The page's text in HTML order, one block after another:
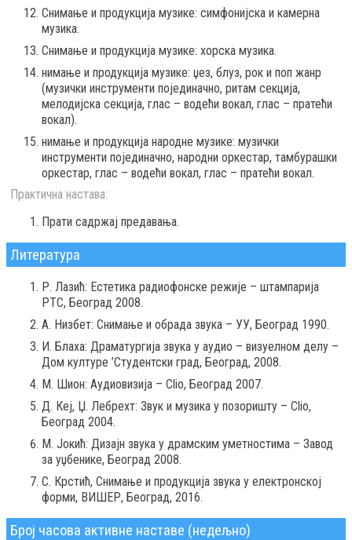
Снимање и продукција музике: симфонијска и камерна
музика.
Снимање и продукција музике: хорска музика.
нимање и продукција музике: џез, блуз, рок и поп жанр
(музички инструменти појединачно, ритам секција,
мелодијска секција, глас – водећи вокал, глас – пратећи
вокал).
нимање и продукција народне музике: музички
инструменти појединачно, народни оркестар, тамбурашки
оркестар, глас – водећи вокал, глас – пратећи вокал.
Практична настава:
Прати садржај предавања.
Литература
Р. Лазић: Естетика радиофонске режије – штампарија
РТС, Београд 2008.
А. Низбет: Снимање и обрада звука – УУ, Београд 1990.
И. Блаха: Драматургија звука у аудио – визуелном делу –
Дом културе ’Студентски град, Београд, 2008.
М. Шион: Аудиовизија – Clio, Београд 2007.
Д. Кеј, Џ. Лебрехт: Звук и музика у позоришту – Clio,
Београд 2004.
М. Јокић: Дизајн звука у драмским уметностима – Завод
за уџбенике, Београд 2008.
С. Крстић, Снимање и продукција звука у електронској
форми, ВИШЕР, Београд, 2016.
Број часова активне наставе (недељно)